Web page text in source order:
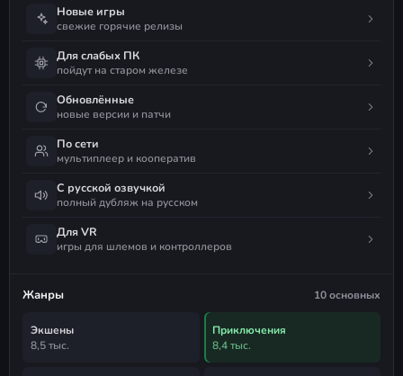
Новые игры
свежие горячие релизы
Для слабых ПК
пойдут на старом железе
Обновлённые
новые версии и патчи
По сети
мультиплеер и кооператив
С русской озвучкой
полный дубляж на русском
Для VR
игры для шлемов и контроллеров
Жанры 10 основных
Экшены
8,5 тыс.
Приключения
8,4 тыс.